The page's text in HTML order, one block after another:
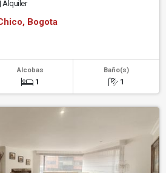
| Alquiler
Bogota
Alcobas
1
Baño(s)
1